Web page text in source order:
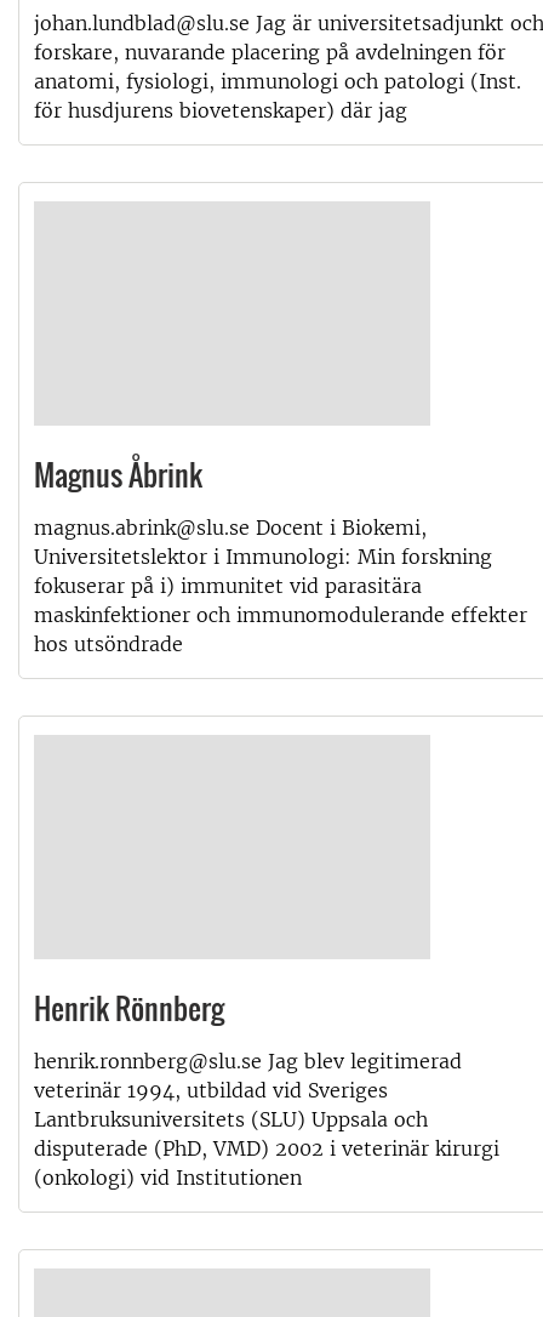
johan.lundblad@slu.se Jag är universitetsadjunkt och
forskare, nuvarande placering på avdelningen för
anatomi, fysiologi, immunologi och patologi (Inst.
för husdjurens biovetenskaper) där jag
Magnus Åbrink
magnus.abrink@slu.se Docent i Biokemi,
Universitetslektor i Immunologi: Min forskning
fokuserar på i) immunitet vid parasitära
maskinfektioner och immunomodulerande effekter
hos utsöndrade
Henrik Rönnberg
henrik.ronnberg@slu.se Jag blev legitimerad
veterinär 1994, utbildad vid Sveriges
Lantbruksuniversitets (SLU) Uppsala och
disputerade (PhD, VMD) 2002 i veterinär kirurgi
(onkologi) vid Institutionen